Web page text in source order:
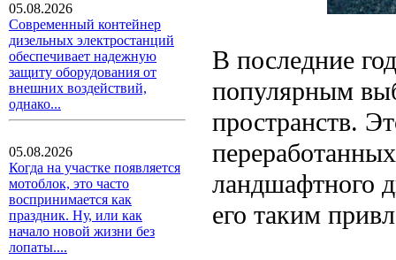
05.08.2026
Современный контейнер
дизельных электростанций
обеспечивает надежную
защиту оборудования от
внешних воздействий,
однако...
05.08.2026
Когда на участке появляется
мотоблок, это часто
воспринимается как
праздник. Ну, или как
начало новой жизни без
лопаты....
В последние
популярным
пространств.
ландшафтного
его таким